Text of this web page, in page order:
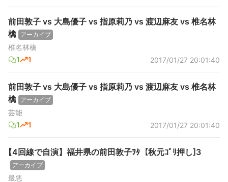
前田敦子 vs 大島優子 vs 指原莉乃 vs 渡辺麻友 vs 椎名林
檎 アーカイブ
椎名林檎
1
1 2017/01/27 20:01:40
前田敦子 vs 大島優子 vs 指原莉乃 vs 渡辺麻友 vs 椎名林
檎 アーカイブ
芸能
1
1 2017/01/27 20:01:40
【4回線で自演】福井県の前田敦子ｦﾀ【秋元ｺﾞﾘ押し]3
アーカイブ
最悪